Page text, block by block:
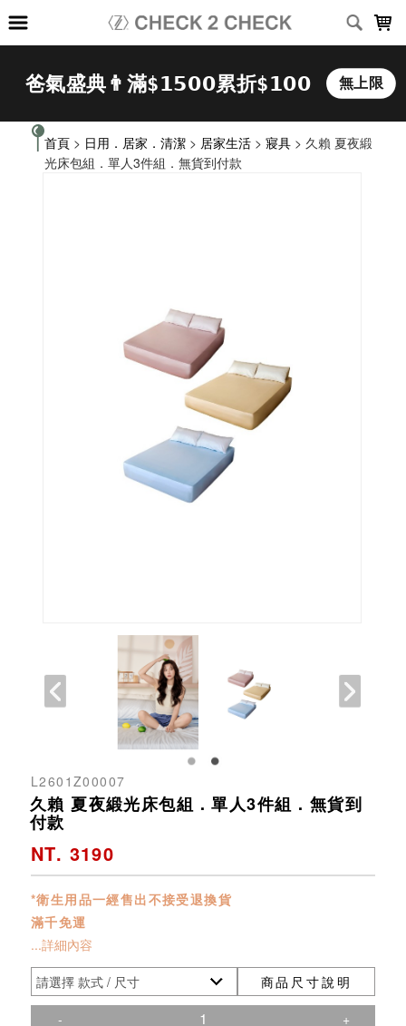
首頁 > 日用．居家．清潔 > 居家生活 > 寢具 > 久賴 夏夜緞
光床包組．單人3件組．無貨到付款
L2601Z00007
久賴 夏夜緞光床包組．單人3件組．無貨到
付款
NT. 3190
*衛生用品一經售出不接受退換貨
滿千免運
...詳細內容
商品尺寸說明
-
+